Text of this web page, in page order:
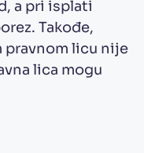
a pri isplati
Takođe,
pravnom licu nije
lica mogu